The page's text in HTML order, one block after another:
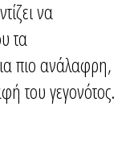
να
τα
πιο ανάλαφρη,
του γεγονότος.